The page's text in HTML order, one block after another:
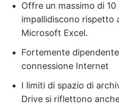
Offre un massimo di
impallidiscono rispetto
Microsoft Excel.
Fortemente
connessione Internet
I limiti di spazio di
Drive si riflettono